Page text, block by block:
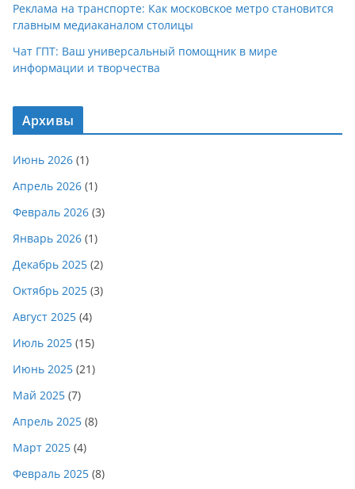
Реклама на транспорте: Как московское метро становится
главным медиаканалом столицы
Чат ГПТ: Ваш универсальный помощник в мире
информации и творчества
Архивы
Июнь 2026 (1)
Апрель 2026 (1)
Февраль 2026 (3)
Январь 2026 (1)
Декабрь 2025 (2)
Октябрь 2025 (3)
Август 2025 (4)
Июль 2025 (15)
Июнь 2025 (21)
Май 2025 (7)
Апрель 2025 (8)
Март 2025 (4)
Февраль 2025 (8)